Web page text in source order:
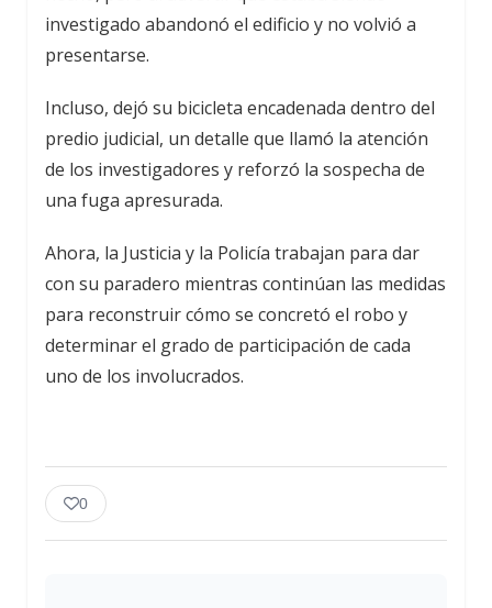
investigado abandonó el edificio y no volvió a
presentarse.
Incluso, dejó su bicicleta encadenada dentro del
predio judicial, un detalle que llamó la atención
de los investigadores y reforzó la sospecha de
una fuga apresurada.
Ahora, la Justicia y la Policía trabajan para dar
con su paradero mientras continúan las medidas
para reconstruir cómo se concretó el robo y
determinar el grado de participación de cada
uno de los involucrados.
0